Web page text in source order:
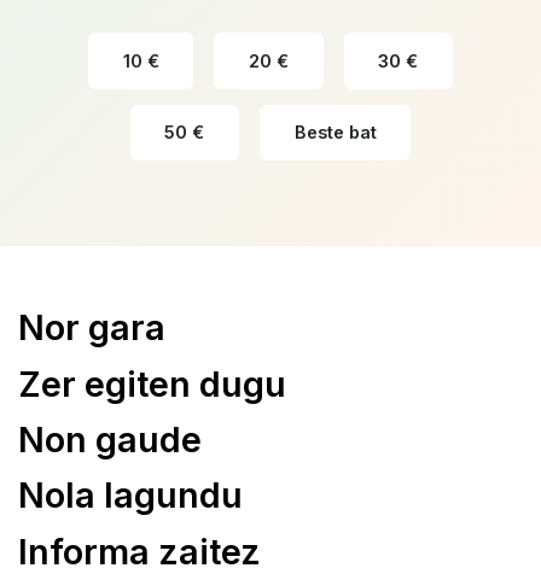
10 € 20 € 30 €
50 € Beste bat
Nor gara
Zer egiten dugu
Non gaude
Nola lagundu
Informa zaitez